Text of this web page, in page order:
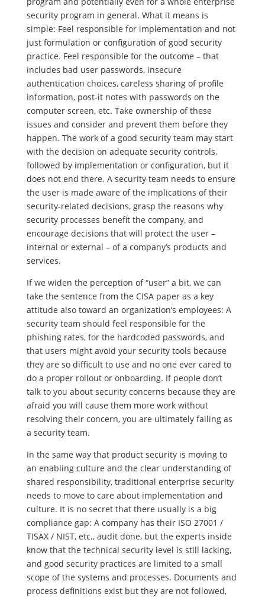
security program in general. What it means is
simple: Feel responsible for implementation and not
just formulation or configuration of good security
practice. Feel responsible for the outcome – that
includes bad user passwords, insecure
authentication choices, careless sharing of profile
information, post-it notes with passwords on the
computer screen, etc. Take ownership of these
issues and consider and prevent them before they
happen. The work of a good security team may start
with the decision on adequate security controls,
followed by implementation or configuration, but it
does not end there. A security team needs to ensure
the user is made aware of the implications of their
security-related decisions, grasp the reasons why
security processes benefit the company, and
encourage decisions that will protect the user –
internal or external – of a company’s products and
services.
If we widen the perception of “user” a bit, we can
take the sentence from the CISA paper as a key
attitude also toward an organization’s employees: A
security team should feel responsible for the
phishing rates, for the hardcoded passwords, and
that users might avoid your security tools because
they are so difficult to use and no one ever cared to
do a proper rollout or onboarding. If people don’t
talk to you about security concerns because they are
afraid you will cause them more work without
resolving their concern, you are ultimately failing as
a security team.
In the same way that product security is moving to
an enabling culture and the clear understanding of
shared responsibility, traditional enterprise security
needs to move to care about implementation and
culture. It is no secret that there usually is a big
compliance gap: A company has their ISO 27001 /
TISAX / NIST, etc., audit done, but the experts inside
know that the technical security level is still lacking,
and good security practices are limited to a small
scope of the systems and processes. Documents and
process definitions exist but they are not followed,